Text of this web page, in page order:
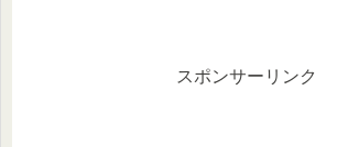
スポンサーリンク